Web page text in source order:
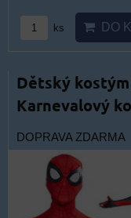
ks DO
Dětský kostým
Karnevalový
DOPRAVA ZDARMA